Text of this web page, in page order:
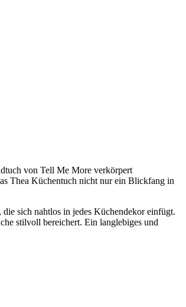
von Tell Me More verkörpert
Thea Küchentuch nicht nur ein Blickfang in
sich nahtlos in jedes Küchendekor einfügt.
stilvoll bereichert. Ein langlebiges und